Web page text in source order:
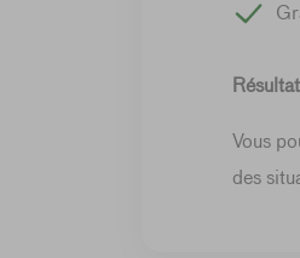
Vous
des